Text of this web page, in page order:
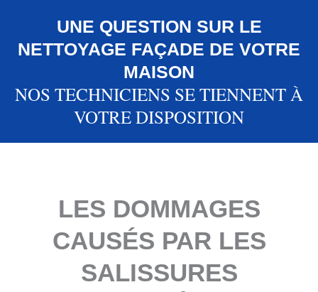
UNE QUESTION SUR LE
NETTOYAGE FAÇADE DE VOTRE
MAISON
NOS TECHNICIENS SE TIENNENT À
VOTRE DISPOSITION
LES DOMMAGES
CAUSÉS PAR LES
SALISSURES